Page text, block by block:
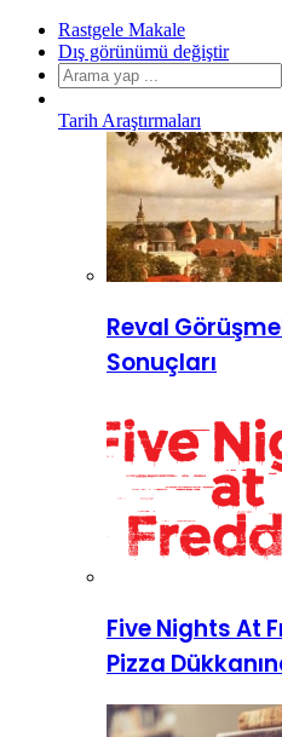
Rastgele Makale
Dış görünümü değiştir
Tarih Araştırmaları
Reval
Sonuçları
Five Nights At
Pizza